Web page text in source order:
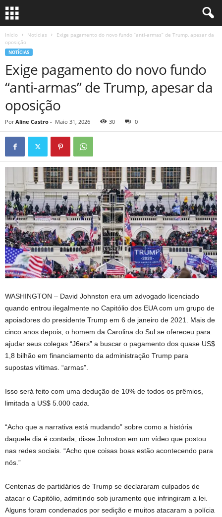
Início Notícias
Exige pagamento do novo fundo “anti-armas” de Trump, apesar da
oposição
NOTÍCIAS
Exige pagamento do novo fundo
“anti-armas” de Trump, apesar da
oposição
Por Aline Castro - Maio 31, 2026 30 0
WASHINGTON – David Johnston era um advogado licenciado
quando entrou ilegalmente no Capitólio dos EUA com um grupo de
apoiadores do presidente Trump em 6 de janeiro de 2021. Mais de
cinco anos depois, o homem da Carolina do Sul se ofereceu para
ajudar seus colegas “J6ers” a buscar o pagamento dos quase US$
1,8 bilhão em financiamento da administração Trump para
supostas vítimas. “armas”.
Isso será feito com uma dedução de 10% de todos os prêmios,
limitada a US$ 5.000 cada.
“Acho que a narrativa está mudando” sobre como a história
daquele dia é contada, disse Johnston em um vídeo que postou
nas redes sociais. “Acho que coisas boas estão acontecendo para
nós.”
Centenas de partidários de Trump se declararam culpados de
atacar o Capitólio, admitindo sob juramento que infringiram a lei.
Alguns foram condenados por sedição e muitos atacaram a polícia